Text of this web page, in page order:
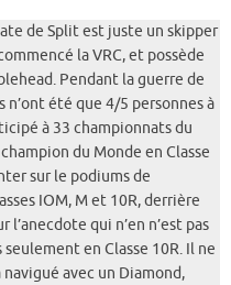
de Split est juste un skipper
la VRC, et possède
Pendant la guerre de
été que 4/5 personnes à
à 33 championnats du
du Monde en Classe
sur le podiums de
IOM, M et 10R, derrière
l’anecdote qui n’en n’est pas
en Classe 10R. Il ne
navigué avec un Diamond,